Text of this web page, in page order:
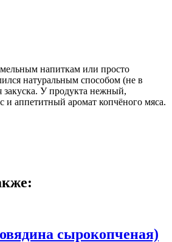
напиткам или просто
натуральным способом (не в
закуска. У продукта нежный,
и аппетитный аромат копчёного мяса.
сырокопченая)